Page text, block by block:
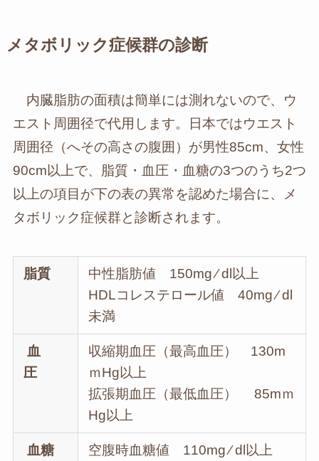
メタボリック症候群の診断
内臓脂肪の面積は簡単には測れないので、ウ
エスト周囲径で代用します。日本ではウエスト
周囲径（へその高さの腹囲）が男性85cm、女性
90cm以上で、脂質・血圧・血糖の3つのうち2つ
以上の項目が下の表の異常を認めた場合に、メ
タボリック症候群と診断されます。
脂質
中性脂肪値 150mg ⁄ dl以上
HDLコレステロール値 40mg ⁄ dl
未満
血
圧
収縮期血圧（最高血圧） 130m
ｍHg以上
拡張期血圧（最低血圧） 85mｍ
Hg以上
血糖
空腹時血糖値 110mg ⁄ dl以上